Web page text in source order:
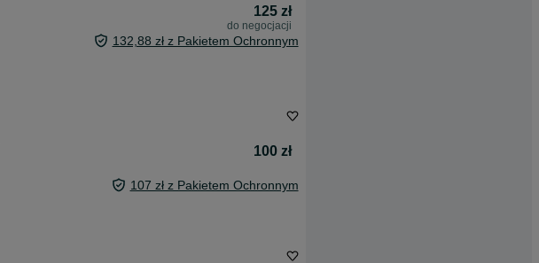
125 zł
do negocjacji
132,88 zł z Pakietem Ochronnym
100 zł
107 zł z Pakietem Ochronnym